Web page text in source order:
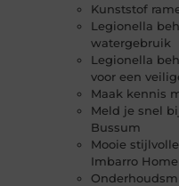
Kunststof
Legionella
watergebruik
Legionella
voor een
Maak kennis
Meld je snel
Bussum
Mooie
Imbarro